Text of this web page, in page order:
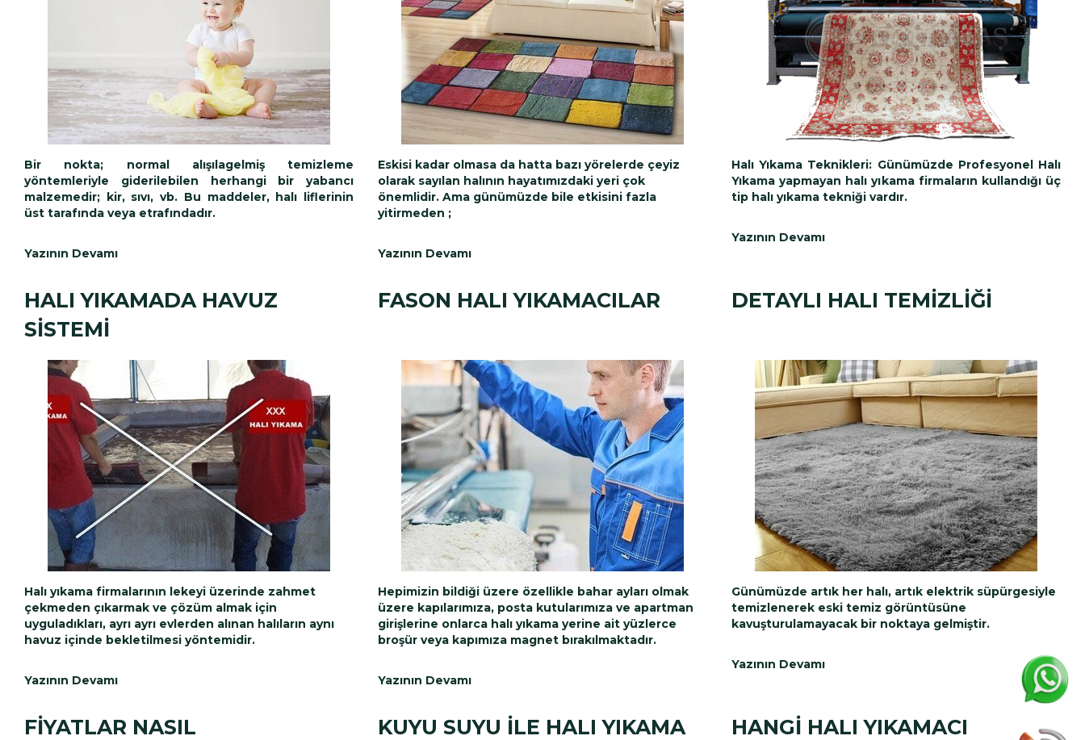
Bir nokta; normal alışılagelmiş temizleme
yöntemleriyle giderilebilen herhangi bir yabancı
malzemedir; kir, sıvı, vb. Bu maddeler, halı liflerinin
üst tarafında veya etrafındadır.
Yazının Devamı
Eskisi kadar olmasa da hatta bazı yörelerde çeyiz
olarak sayılan halının hayatımızdaki yeri çok
önemlidir. Ama günümüzde bile etkisini fazla
yitirmeden ;
Yazının Devamı
Halı Yıkama Teknikleri: Günümüzde Profesyonel Halı
Yıkama yapmayan halı yıkama firmaların kullandığı üç
tip halı yıkama tekniği vardır.
Yazının Devamı
HALI YIKAMADA HAVUZ
SİSTEMİ
Halı yıkama firmalarının lekeyi üzerinde zahmet
çekmeden çıkarmak ve çözüm almak için
uyguladıkları, ayrı ayrı evlerden alınan halıların aynı
havuz içinde bekletilmesi yöntemidir.
Yazının Devamı
FASON HALI YIKAMACILAR
Hepimizin bildiği üzere özellikle bahar ayları olmak
üzere kapılarımıza, posta kutularımıza ve apartman
girişlerine onlarca halı yıkama yerine ait yüzlerce
broşür veya kapımıza magnet bırakılmaktadır.
Yazının Devamı
DETAYLI HALI TEMİZLİĞİ
Günümüzde artık her halı, artık elektrik süpürgesiyle
temizlenerek eski temiz görüntüsüne
kavuşturulamayacak bir noktaya gelmiştir.
Yazının Devamı
FİYATLAR NASIL
KUYU SUYU İLE HALI YIKAMA HANGİ HALI YIKAMACI